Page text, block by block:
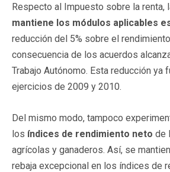
Respecto al Impuesto sobre la renta,
mantiene los módulos aplicables
reducción del 5% sobre el
consecuencia de los acuerdos
Trabajo Autónomo. Esta reducción ya
ejercicios de 2009 y 2010.
Del mismo modo, tampoco
los índices de rendimiento neto de
agrícolas y ganaderos. Así, se
rebaja excepcional en los índices de